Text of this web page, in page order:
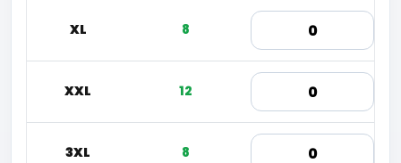
XL 8
XXL 12
3XL 8